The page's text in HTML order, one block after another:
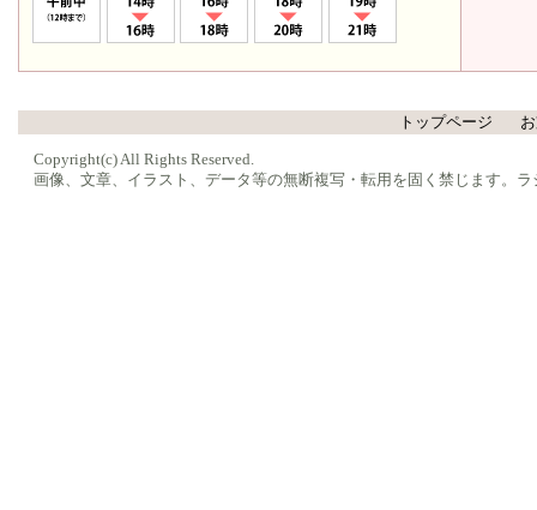
トップページ
Copyright(c) All Rights Reserved.
画像、文章、イラスト、データ等の無断複写・転用を固く禁じます。